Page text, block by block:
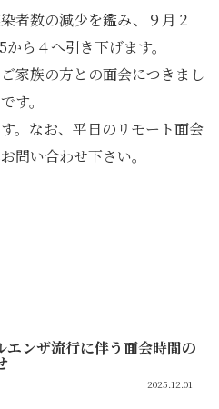
者数の減少を鑑み、９月２
ら４へ引き下げます。
家族の方との面会につきまし
す。
。なお、平日のリモート面会
問い合わせ下さい。
エンザ流行に伴う面会時間の
2025.12.01